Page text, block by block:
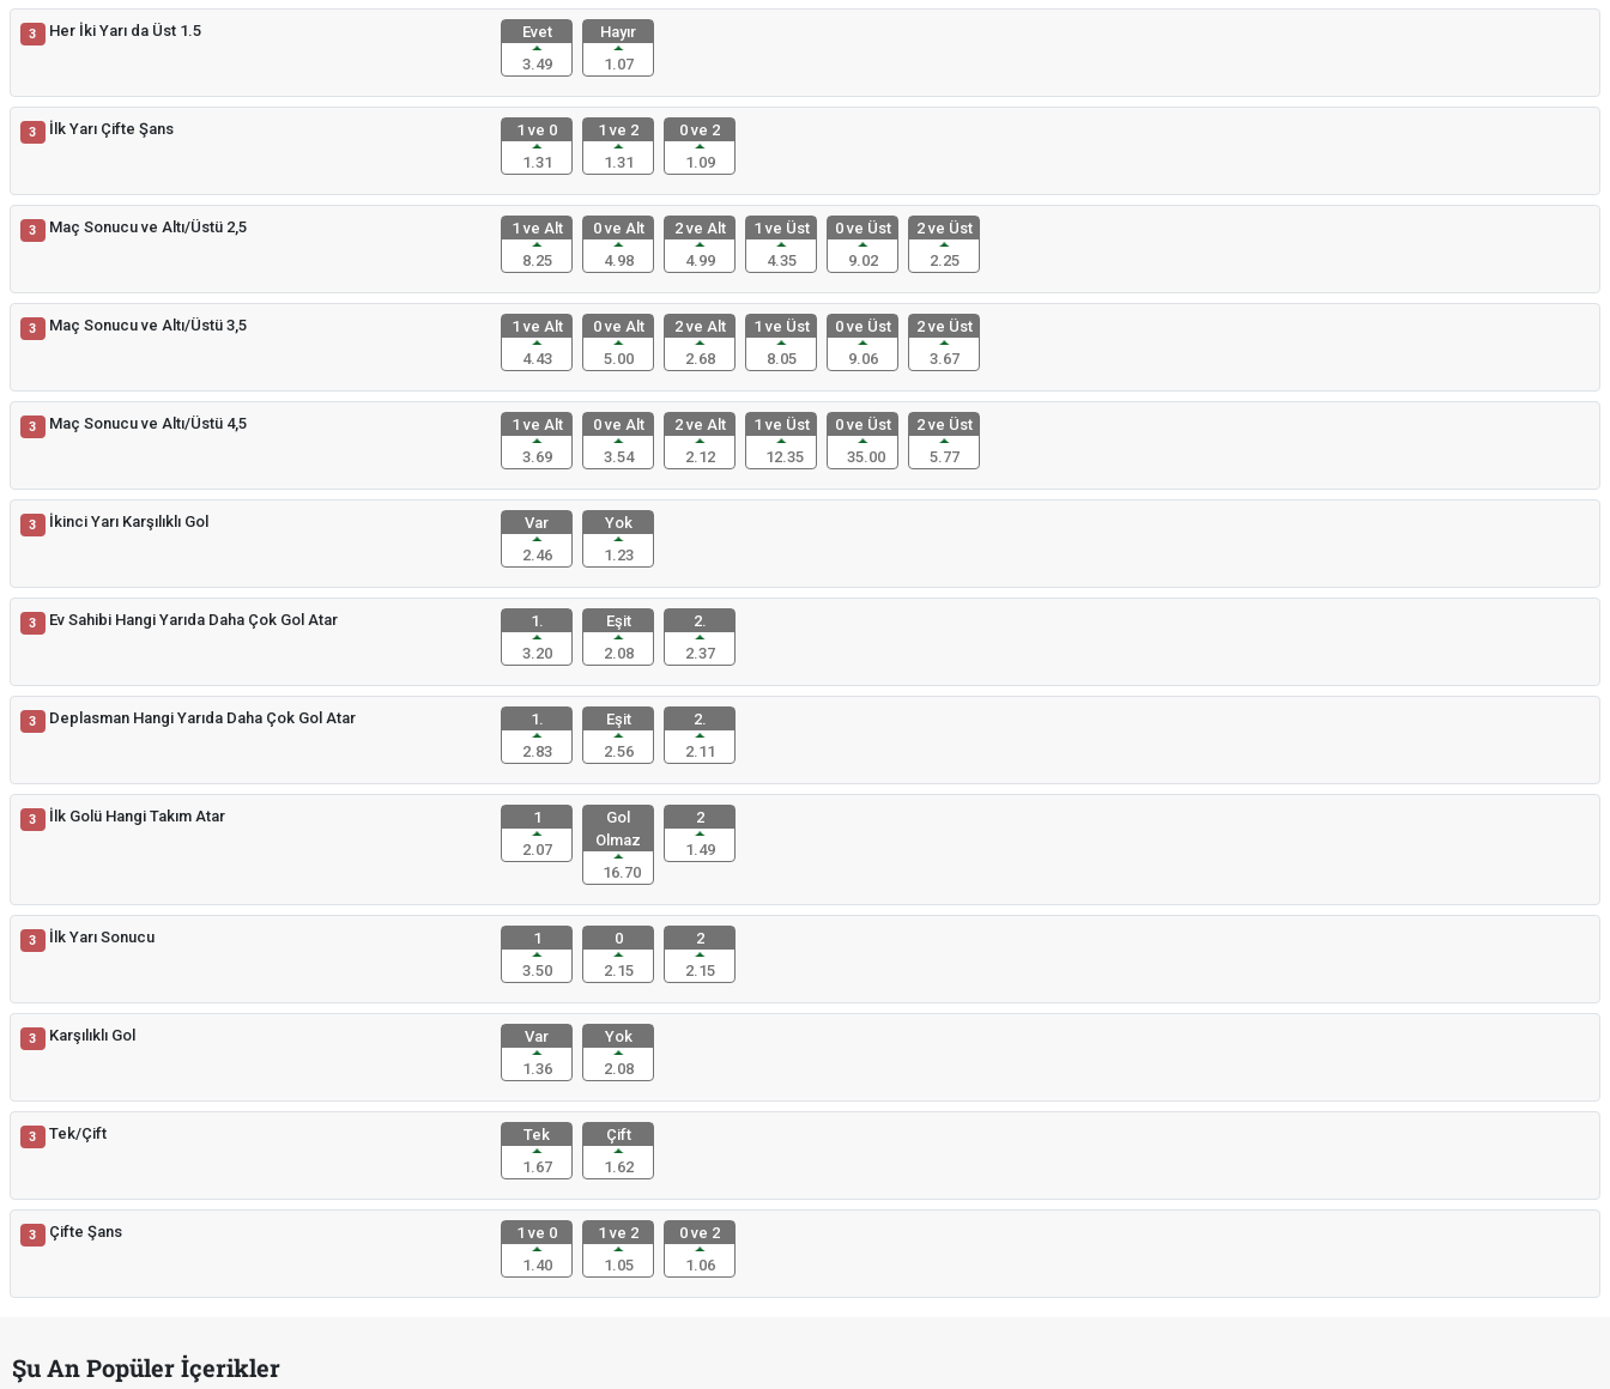
3 Her İki Yarı da Üst 1.5
Evet
3.49
Hayır
1.07
3 İlk Yarı Çifte Şans
1 ve 0
1.31
1 ve 2
1.31
0 ve 2
1.09
3 Maç Sonucu ve Altı/Üstü 2,5
1 ve Alt
8.25
0 ve Alt
4.98
2 ve Alt
4.99
1 ve Üst
4.35
0 ve Üst
9.02
2 ve Üst
2.25
3 Maç Sonucu ve Altı/Üstü 3,5
1 ve Alt
4.43
0 ve Alt
5.00
2 ve Alt
2.68
1 ve Üst
8.05
0 ve Üst
9.06
2 ve Üst
3.67
3 Maç Sonucu ve Altı/Üstü 4,5
1 ve Alt
3.69
0 ve Alt
3.54
2 ve Alt
2.12
1 ve Üst
12.35
0 ve Üst
35.00
2 ve Üst
5.77
3 İkinci Yarı Karşılıklı Gol
Var
2.46
Yok
1.23
3 Ev Sahibi Hangi Yarıda Daha Çok Gol Atar
1.
3.20
Eşit
2.08
2.
2.37
3 Deplasman Hangi Yarıda Daha Çok Gol Atar
1.
2.83
Eşit
2.56
2.
2.11
3 İlk Golü Hangi Takım Atar
1
2.07
Gol
Olmaz
16.70
2
1.49
3 İlk Yarı Sonucu
1
3.50
0
2.15
2
2.15
3 Karşılıklı Gol
Var
1.36
Yok
2.08
3 Tek/Çift
Tek
1.67
Çift
1.62
3 Çifte Şans
1 ve 0
1.40
1 ve 2
1.05
0 ve 2
1.06
Şu An Popüler İçerikler